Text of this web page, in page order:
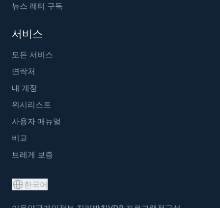
뉴스 레터 구독
서비스
모든 서비스
연락처
내 계정
위시리스트
사용자 매뉴얼
비교
브레게 보증
한국어